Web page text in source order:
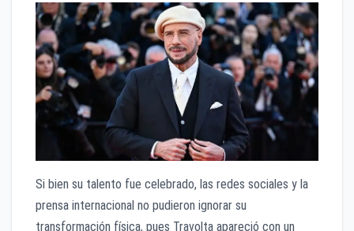
Si bien su talento fue celebrado, las redes sociales y la
prensa internacional no pudieron ignorar su
transformación física, pues Travolta apareció con un